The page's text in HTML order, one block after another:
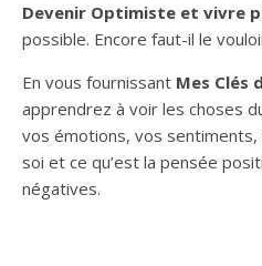
Devenir Optimiste et vivre
possible. Encore faut-il le
En vous fournissant Mes Clés
apprendrez à voir les choses
vos émotions, vos sentiments,
soi et ce qu’est la pensée
négatives.